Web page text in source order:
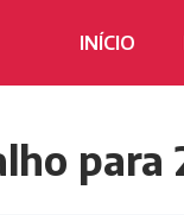
INÍCIO
para